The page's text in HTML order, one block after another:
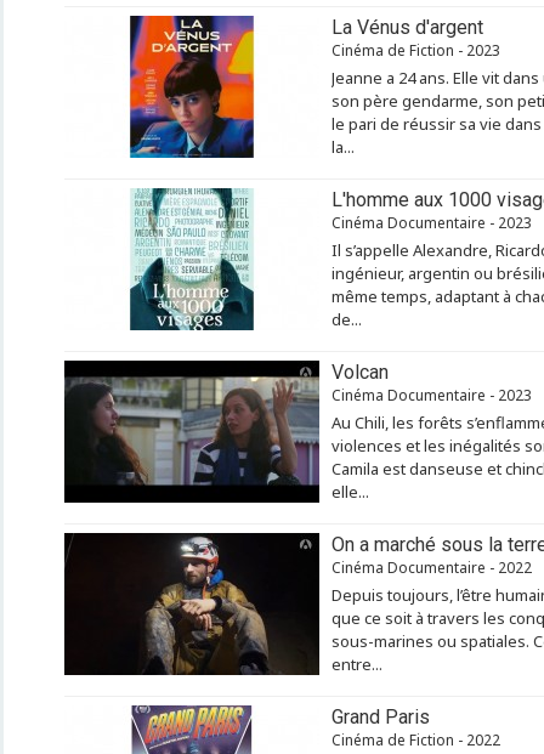
La Vénus d'argent
Cinéma de Fiction - 2023
Jeanne a 24 ans. Elle vit
son père gendarme, son
le pari de réussir sa vie
la...
L'homme aux 1000
Cinéma Documentaire - 2023
Il s’appelle Alexandre,
ingénieur, argentin ou
même temps, adaptant à
de...
Volcan
Cinéma Documentaire - 2023
Au Chili, les forêts
violences et les inégalités
Camila est danseuse et
elle...
On a marché sous la
Cinéma Documentaire - 2022
Depuis toujours, l’être
que ce soit à travers les
sous-marines ou spatiales.
entre...
Grand Paris
Cinéma de Fiction - 2022